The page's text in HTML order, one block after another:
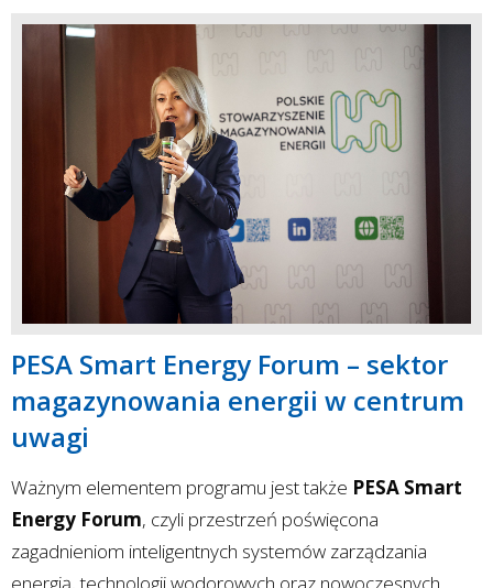
PESA Smart Energy Forum – sektor
magazynowania energii w centrum
uwagi
Ważnym elementem programu jest także PESA Smart
Energy Forum, czyli przestrzeń poświęcona
zagadnieniom inteligentnych systemów zarządzania
energią, technologii wodorowych oraz nowoczesnych